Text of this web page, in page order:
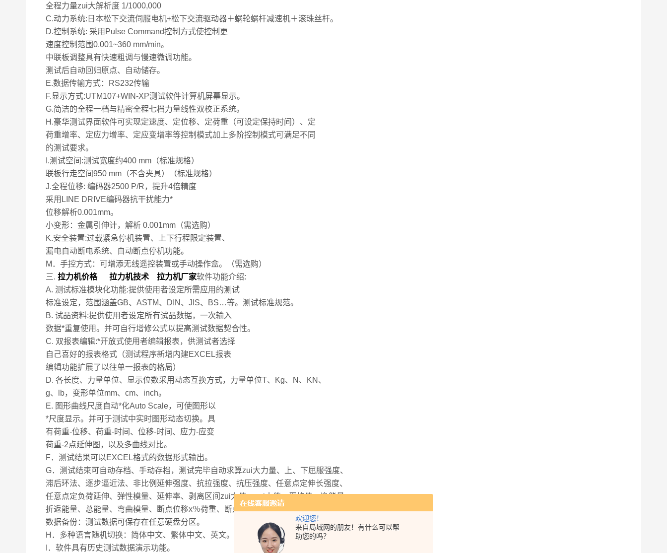
欢迎您！
来自局域网的朋友！有什么可以帮
助您的吗？
全程力量zui大解析度 1/1000,000
C.动力系统:日本松下交流伺服电机+松下交流驱动器＋蜗轮蜗杆减速机＋滚珠丝杆。
D.控制系统: 采用Pulse Command控制方式使控制更
速度控制范围0.001~360 mm/min。
中联板调整具有快速粗调与慢速微调功能。
测试后自动回归原点、自动储存。
E.数据传输方式：RS232传输
F.显示方式:UTM107+WIN-XP测试软件计算机屏幕显示。
G.简洁的全程一档与精密全程七档力量线性双校正系统。
H.豪华测试界面软件可实现定速度、定位移、定荷重（可设定保持时间）、定
荷重增率、定应力增率、定应变增率等控制模式加上多阶控制模式可满足不同
的测试要求。
I.测试空间:测试宽度约400 mm（标准规格）
联板行走空间950 mm（不含夹具）（标准规格）
J.全程位移: 编码器2500 P/R，提升4倍精度
采用LINE DRIVE编码器抗干扰能力*
位移解析0.001mm。
小变形：金属引伸计，解析 0.001mm（需选购）
K.安全装置:过载紧急停机装置、上下行程限定装置、
漏电自动断电系统、自动断点停机功能。
M．手控方式：可增添无线遥控装置或手动操作盒。（需选购）
三. 拉力机价格 拉力机技术 拉力机厂家软件功能介绍:
A. 测试标准模块化功能:提供使用者设定所需应用的测试
标准设定，范围涵盖GB、ASTM、DIN、JIS、BS…等。测试标准规范。
B. 试品资料:提供使用者设定所有试品数据，一次输入
数据*重复使用。并可自行增修公式以提高测试数据契合性。
C. 双报表编辑:*开放式使用者编辑报表，供测试者选择
自己喜好的报表格式（测试程序新增内建EXCEL报表
编辑功能扩展了以往单一报表的格局）
D. 各长度、力量单位、显示位数采用动态互换方式，力量单位T、Kg、N、KN、
g、lb，变形单位mm、cm、inch。
E. 图形曲线尺度自动*化Auto Scale，可使图形以
*尺度显示。并可于测试中实时图形动态切换。具
有荷重-位移、荷重-时间、位移-时间、应力-应变
荷重-2点延伸图，以及多曲线对比。
F．测试结果可以EXCEL格式的数据形式输出。
G．测试结束可自动存档、手动存档，测试完毕自动求算zui大力量、上、下屈服强度、
滞后环法、逐步逼近法、非比例延伸强度、抗拉强度、抗压强度、任意点定伸长强度、
任意点定负荷延伸、弹性模量、延伸率、剥离区间zui大值、zui小值、平均值、净能量、
折返能量、总能量、弯曲模量、断点位移x％荷重、断点荷重X％位移、等等。
数据备份：测试数据可保存在任意硬盘分区。
H．多种语言随机切换：简体中文、繁体中文、英文。
I．软件具有历史测试数据演示功能。